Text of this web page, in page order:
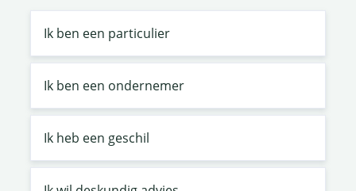
Ik ben een particulier
Ik ben een ondernemer
Ik heb een geschil